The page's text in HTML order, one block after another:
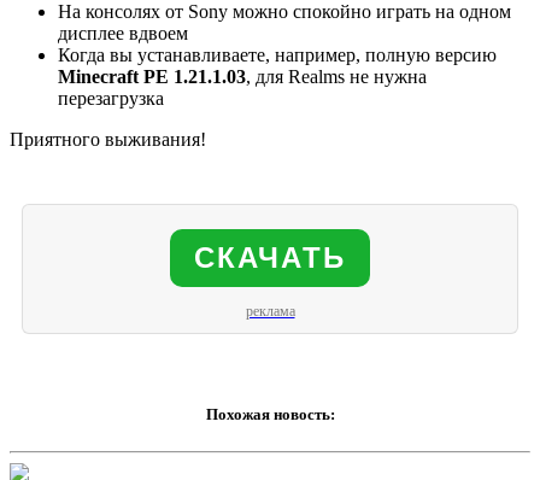
На консолях от Sony можно спокойно играть на одном
дисплее вдвоем
Когда вы устанавливаете, например, полную версию
Minecraft PE 1.21.1.03, для Realms не нужна
перезагрузка
Приятного выживания!
СКАЧАТЬ
реклама
Похожая новость: